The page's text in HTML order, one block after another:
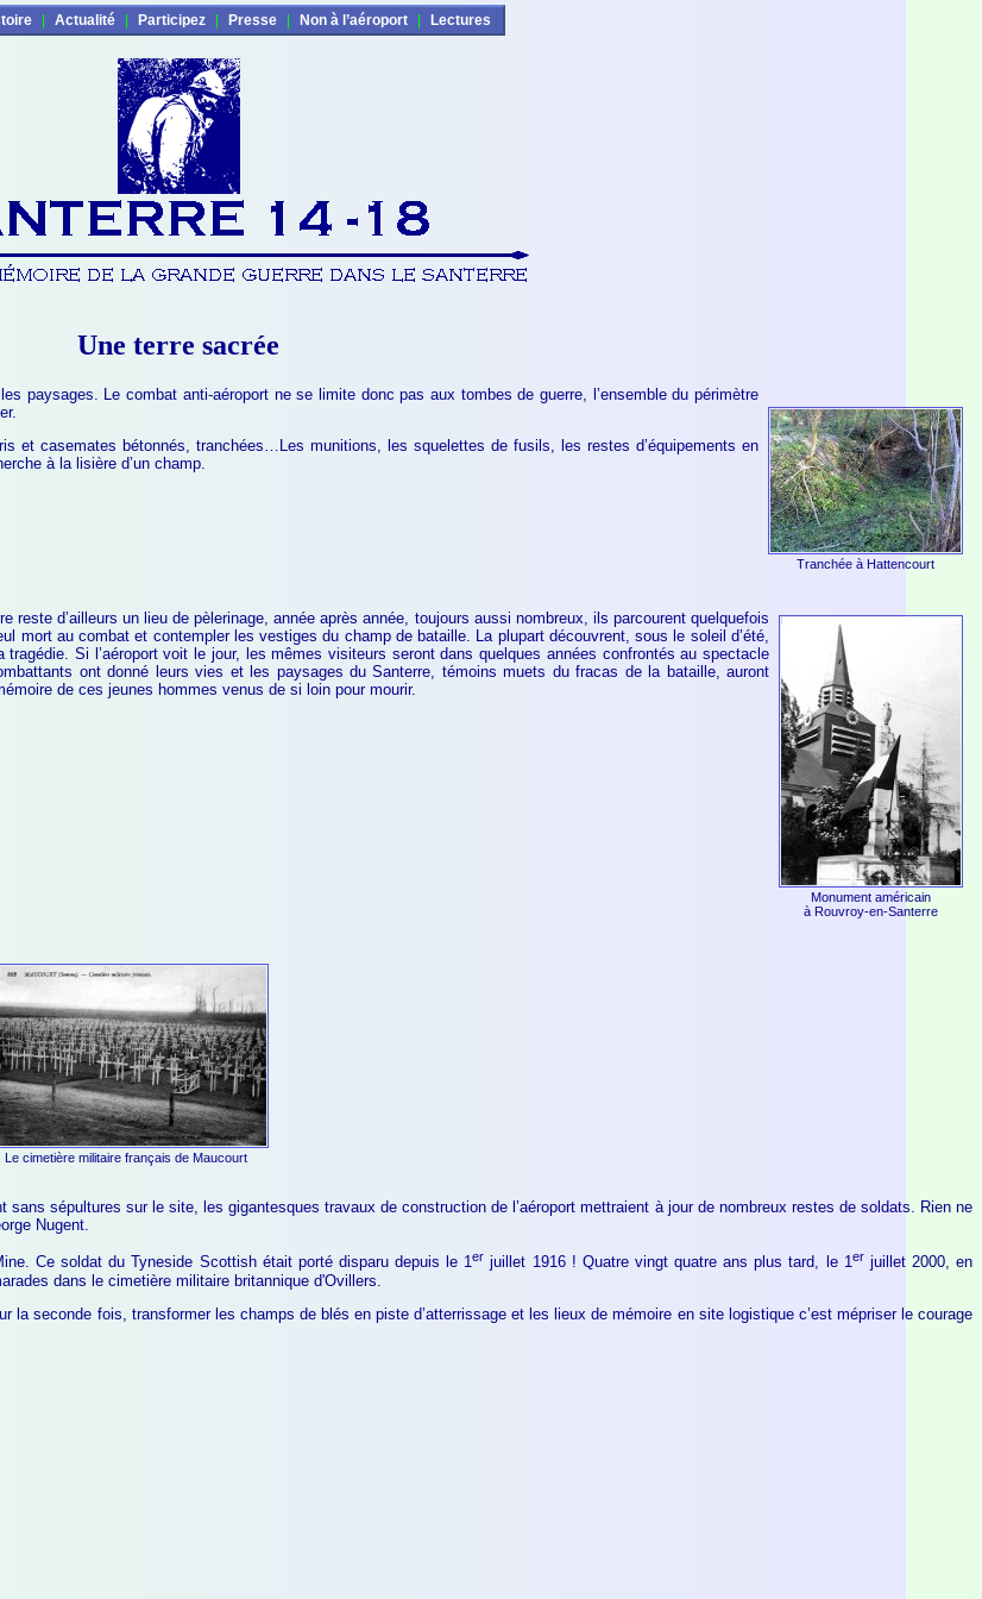
Actualité Participez Presse Non à l’aéroport Lectures
Une terre sacrée
Tranchée à Hattencourt
paysages. Le combat anti-aéroport ne se limite donc pas aux tombes de guerre, l’ensemble du périmètre
et casemates bétonnés, tranchées…Les munitions, les squelettes de fusils, les restes d’équipements en
à la lisière d’un champ.
Monument américain
à Rouvroy-en-Santerre
reste d’ailleurs un lieu de pèlerinage, année après année, toujours aussi nombreux, ils parcourent quelquefois
mort au combat et contempler les vestiges du champ de bataille. La plupart découvrent, sous le soleil d’été,
Si l’aéroport voit le jour, les mêmes visiteurs seront dans quelques années confrontés au spectacle
ont donné leurs vies et les paysages du Santerre, témoins muets du fracas de la bataille, auront
de ces jeunes hommes venus de si loin pour mourir.
Le cimetière militaire français de Maucourt
sépultures sur le site, les gigantesques travaux de construction de l’aéroport mettraient à jour de nombreux restes de soldats. Rien ne
Nugent.
Ce soldat du Tyneside Scottish était porté disparu depuis le 1er juillet 1916 ! Quatre vingt quatre ans plus tard, le 1er juillet 2000, en
dans le cimetière militaire britannique d'Ovillers.
seconde fois, transformer les champs de blés en piste d’atterrissage et les lieux de mémoire en site logistique c’est mépriser le courage